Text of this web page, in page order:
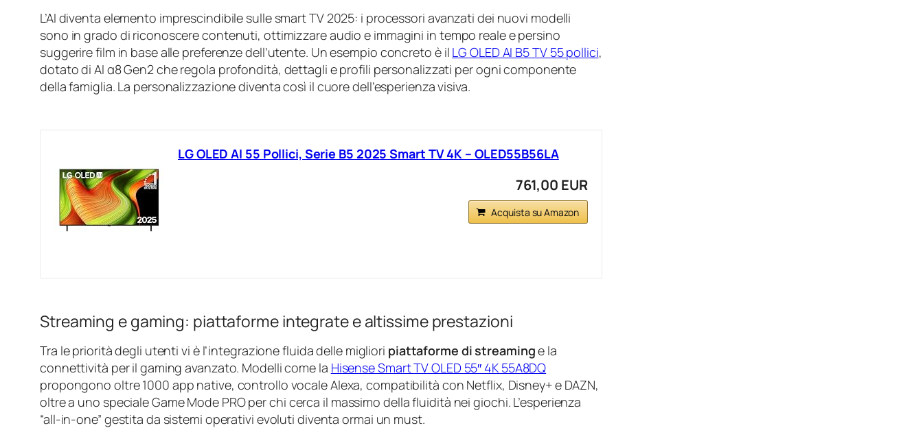
L’AI diventa elemento imprescindibile sulle smart TV 2025: i processori avanzati dei nuovi modelli
sono in grado di riconoscere contenuti, ottimizzare audio e immagini in tempo reale e persino
suggerire film in base alle preferenze dell’utente. Un esempio concreto è il LG OLED AI B5 TV 55 pollici,
dotato di AI α8 Gen2 che regola profondità, dettagli e profili personalizzati per ogni componente
della famiglia. La personalizzazione diventa così il cuore dell’esperienza visiva.
LG OLED AI 55 Pollici, Serie B5 2025 Smart TV 4K – OLED55B56LA
761,00 EUR
Acquista su Amazon
Streaming e gaming: piattaforme integrate e altissime prestazioni
Tra le priorità degli utenti vi è l’integrazione fluida delle migliori piattaforme di streaminge la
connettività per il gaming avanzato. Modelli come la Hisense Smart TV OLED 55″ 4K 55A8DQ
propongono oltre 1000 app native, controllo vocale Alexa, compatibilità con Netflix, Disney+ e DAZN,
oltre a uno speciale Game Mode PRO per chi cerca il massimo della fluidità nei giochi. L’esperienza
“all-in-one” gestita da sistemi operativi evoluti diventa ormai un must.